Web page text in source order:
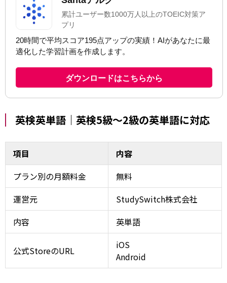
英検英単語｜英検5級～2級の英単語に対応
項目
内容
プラン別の月額料金
無料
運営元
StudySwitch株式会社
内容
英単語
公式StoreのURL
iOS
Android